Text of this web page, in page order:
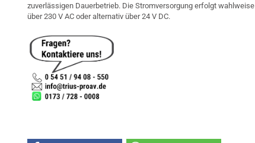
zuverlässigen Dauerbetrieb. Die Stromversorgung erfolgt wahlweise
über 230 V AC oder alternativ über 24 V DC.